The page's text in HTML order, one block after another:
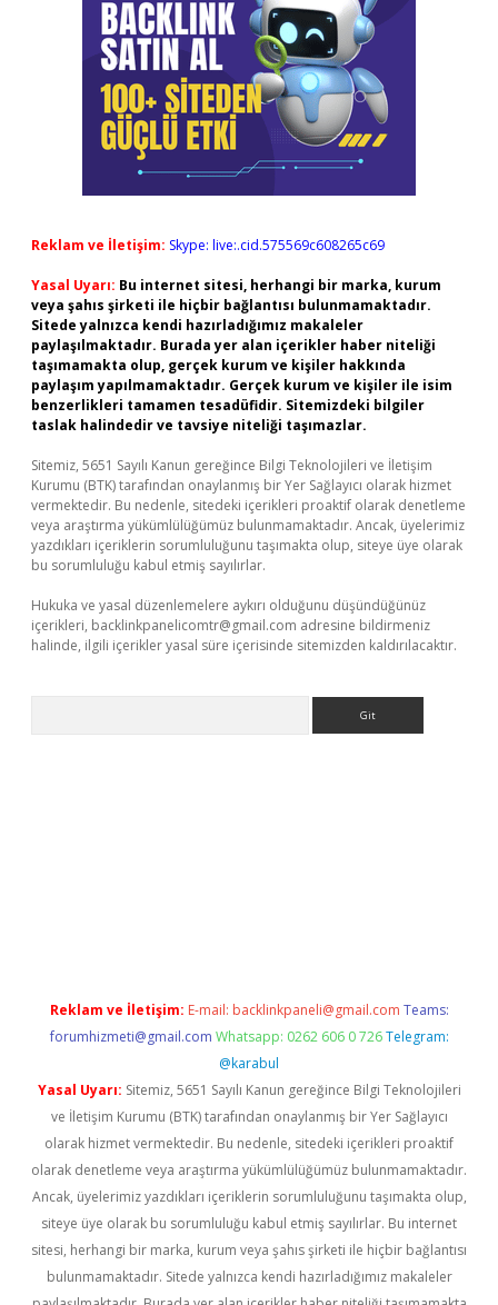
Reklam ve İletişim: Skype: live:.cid.575569c608265c69
Yasal Uyarı: Bu internet sitesi, herhangi bir marka, kurum
veya şahıs şirketi ile hiçbir bağlantısı bulunmamaktadır.
Sitede yalnızca kendi hazırladığımız makaleler
paylaşılmaktadır. Burada yer alan içerikler haber niteliği
taşımamakta olup, gerçek kurum ve kişiler hakkında
paylaşım yapılmamaktadır. Gerçek kurum ve kişiler ile isim
benzerlikleri tamamen tesadüfidir. Sitemizdeki bilgiler
taslak halindedir ve tavsiye niteliği taşımazlar.
Sitemiz, 5651 Sayılı Kanun gereğince Bilgi Teknolojileri ve İletişim
Kurumu (BTK) tarafından onaylanmış bir Yer Sağlayıcı olarak hizmet
vermektedir. Bu nedenle, sitedeki içerikleri proaktif olarak denetleme
veya araştırma yükümlülüğümüz bulunmamaktadır. Ancak, üyelerimiz
yazdıkları içeriklerin sorumluluğunu taşımakta olup, siteye üye olarak
bu sorumluluğu kabul etmiş sayılırlar.
Hukuka ve yasal düzenlemelere aykırı olduğunu düşündüğünüz
içerikleri, backlinkpanelicomtr@gmail.com adresine bildirmeniz
halinde, ilgili içerikler yasal süre içerisinde sitemizden kaldırılacaktır.
Reklam ve İletişim: E-mail: backlinkpaneli@gmail.com Teams:
forumhizmeti@gmail.com Whatsapp: 0262 606 0 726 Telegram:
@karabul
Yasal Uyarı: Sitemiz, 5651 Sayılı Kanun gereğince Bilgi Teknolojileri
ve İletişim Kurumu (BTK) tarafından onaylanmış bir Yer Sağlayıcı
olarak hizmet vermektedir. Bu nedenle, sitedeki içerikleri proaktif
olarak denetleme veya araştırma yükümlülüğümüz bulunmamaktadır.
Ancak, üyelerimiz yazdıkları içeriklerin sorumluluğunu taşımakta olup,
siteye üye olarak bu sorumluluğu kabul etmiş sayılırlar. Bu internet
sitesi, herhangi bir marka, kurum veya şahıs şirketi ile hiçbir bağlantısı
bulunmamaktadır. Sitede yalnızca kendi hazırladığımız makaleler